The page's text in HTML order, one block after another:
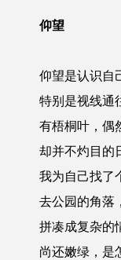
仰望
仰望是认识自
特别是视线通
有梧桐叶，偶
却并不灼目的
我为自己找了
去公园的角落
拼凑成复杂的
尚还嫩绿，是